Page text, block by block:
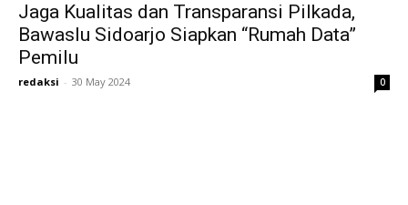
Jaga Kualitas dan Transparansi Pilkada,
Bawaslu Sidoarjo Siapkan “Rumah Data”
Pemilu
redaksi - 30 May 2024 0